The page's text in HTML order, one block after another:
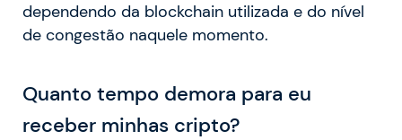
dependendo da blockchain utilizada e do nível
de congestão naquele momento.
Quanto tempo demora para eu
receber minhas cripto?